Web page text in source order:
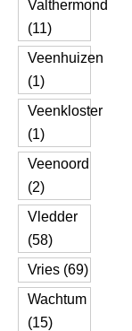
Valthermond
(11)
Veenhuizen
(1)
Veenkloster
(1)
Veenoord
(2)
Vledder
(58)
Vries (69)
Wachtum
(15)